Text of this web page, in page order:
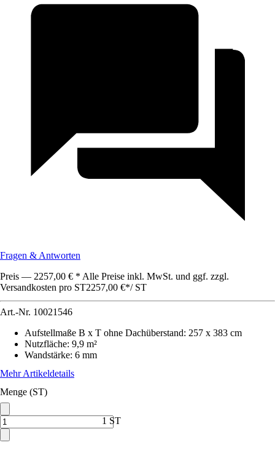
Fragen & Antworten
Preis — 2257,00 € * Alle Preise inkl. MwSt. und ggf. zzgl.
Versandkosten pro ST2257,00 €*/ ST
Art.-Nr. 10021546
Aufstellmaße B x T ohne Dachüberstand: 257 x 383 cm
Nutzfläche: 9,9 m²
Wandstärke: 6 mm
Mehr Artikeldetails
Menge (ST)
1 ST